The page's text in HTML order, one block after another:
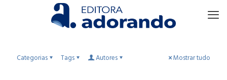
Categorias Tags Autores Mostrar tudo